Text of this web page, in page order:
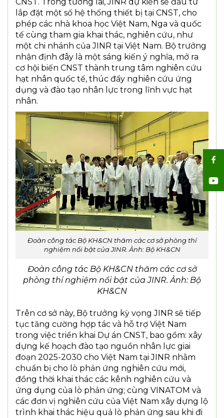
lắp đặt một số hệ thống thiết bị tại CNST, cho
phép các nhà khoa học Việt Nam, Nga và quốc
tế cùng tham gia khai thác, nghiên cứu, như
một chi nhánh của JINR tại Việt Nam. Bộ trưởng
nhận định đây là một sáng kiến ý nghĩa, mở ra
cơ hội biến CNST thành trung tâm nghiên cứu
hạt nhân quốc tế, thúc đẩy nghiên cứu ứng
dụng và đào tạo nhân lực trong lĩnh vực hạt
nhân.
Đoàn công tác Bộ KH&CN thăm các cơ sở phòng thí
nghiệm nổi bật của JINR. Ảnh: Bộ KH&CN
Đoàn công tác Bộ KH&CN thăm các cơ sở
phòng thí nghiệm nổi bật của JINR. Ảnh: Bộ
KH&CN
Trên cơ sở này, Bộ trưởng kỳ vọng JINR sẽ tiếp
tục tăng cường hợp tác và hỗ trợ Việt Nam
trong việc triển khai Dự án CNST, bao gồm: xây
dựng kế hoạch đào tạo nguồn nhân lực giai
đoạn 2025-2030 cho Việt Nam tại JINR nhằm
chuẩn bị cho lò phản ứng nghiên cứu mới,
đồng thời khai thác các kênh nghiên cứu và
ứng dụng của lò phản ứng; cùng VINATOM và
các đơn vị nghiên cứu của Việt Nam xây dựng lộ
trình khai thác hiệu quả lò phản ứng sau khi đi